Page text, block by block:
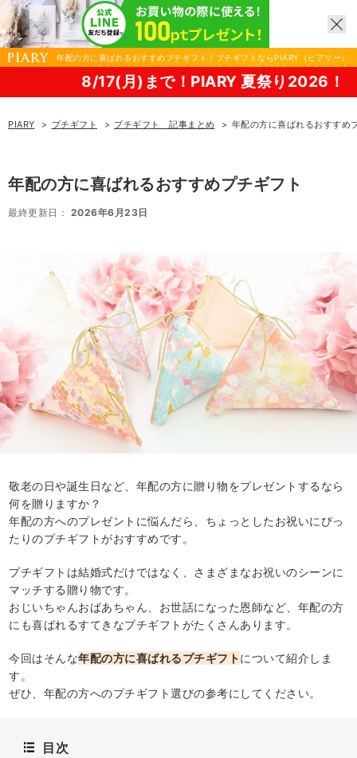
年配の方に喜ばれるおすすめプチギフト｜プチギフトならPIARY（ピアリー）
)まで！PIARY 夏祭り2026！
PIARY プチギフト プチギフト 記事まとめ 年配の方に喜ばれるおすすめ
年配の方に喜ばれるおすすめプチギフト
最終更新日： 2026年6月23日
敬老の日や誕生日など、年配の方に贈り物をプレゼントするなら
何を贈りますか？
年配の方へのプレゼントに悩んだら、ちょっとしたお祝いにぴっ
たりのプチギフトがおすすめです。
プチギフトは結婚式だけではなく、さまざまなお祝いのシーンに
マッチする贈り物です。
おじいちゃんおばあちゃん、お世話になった恩師など、年配の方
にも喜ばれるすてきなプチギフトがたくさんあります。
今回はそんな年配の方に喜ばれるプチギフトについて紹介しま
す。
ぜひ、年配の方へのプチギフト選びの参考にしてください。
目次